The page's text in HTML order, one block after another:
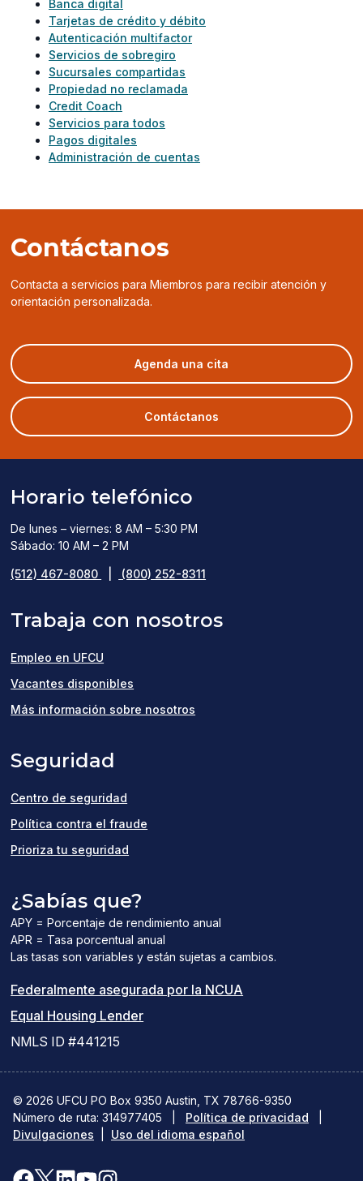
Banca digital
Tarjetas de crédito y débito
Autenticación multifactor
Servicios de sobregiro
Sucursales compartidas
Propiedad no reclamada
Credit Coach
Servicios para todos
Pagos digitales
Administración de cuentas
Contáctanos
Contacta a servicios para Miembros para recibir atención y
orientación personalizada.
Agenda una cita
in
a
Contáctanos
Horario telefónico
De lunes – viernes: 8 AM – 5:30 PM
Sábado: 10 AM – 2 PM
(512) 467-8080 (800) 252-8311
Trabaja con nosotros
Empleo en UFCU
Vacantes disponibles
in
Más información sobre nosotros
Seguridad
Centro de seguridad
Política contra el fraude
Prioriza tu seguridad
¿Sabías que?
APY = Porcentaje de rendimiento anual
APR = Tasa porcentual anual
Las tasas son variables y están sujetas a cambios.
Federalmente asegurada por la NCUA
abre
una
nueva
Equal Housing Lender(el
una
nueva
ventana)
NMLS ID #441215
© 2026 UFCU PO Box 9350 Austin, TX 78766-9350
Número de ruta: 314977405
Política de privacidad
Divulgaciones
Uso del idioma español